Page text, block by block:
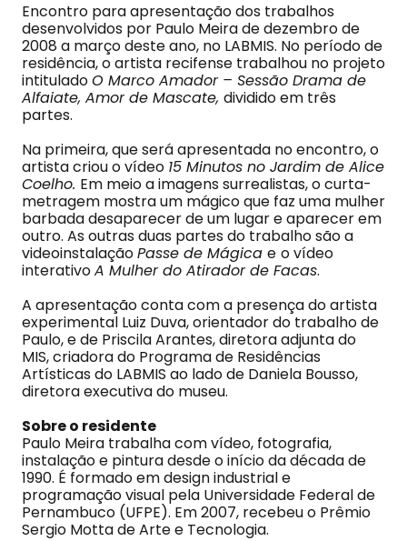
Encontro para apresentação dos trabalhos
desenvolvidos por Paulo Meira de dezembro de
2008 a março deste ano, no LABMIS. No período de
residência, o artista recifense trabalhou no projeto
intituladoO Marco Amador – Sessão Drama de
Alfaiate, Amor de Mascate, dividido em três
partes.
Na primeira, que será apresentada no encontro, o
artista criou o vídeo 15 Minutos no Jardim de Alice
Coelho. Em meio a imagens surrealistas, o curta-
metragem mostra um mágico que faz uma mulher
barbada desaparecer de um lugar e aparecer em
outro. As outras duas partes do trabalho são a
videoinstalaçãoPasse de Mágica e o vídeo
interativoA Mulher do Atirador de Facas.
A apresentação conta com a presença do artista
experimental Luiz Duva, orientador do trabalho de
Paulo, e de Priscila Arantes, diretora adjunta do
MIS, criadora do Programa de Residências
Artísticas do LABMIS ao lado de Daniela Bousso,
diretora executiva do museu.
Sobre o residente
Paulo Meira trabalha com vídeo, fotografia,
instalação e pintura desde o início da década de
1990. É formado em design industrial e
programação visual pela Universidade Federal de
Pernambuco (UFPE). Em 2007, recebeu o Prêmio
Sergio Motta de Arte e Tecnologia.